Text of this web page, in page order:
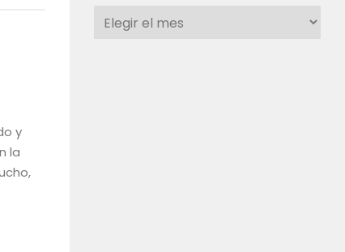
y
la
Viaje